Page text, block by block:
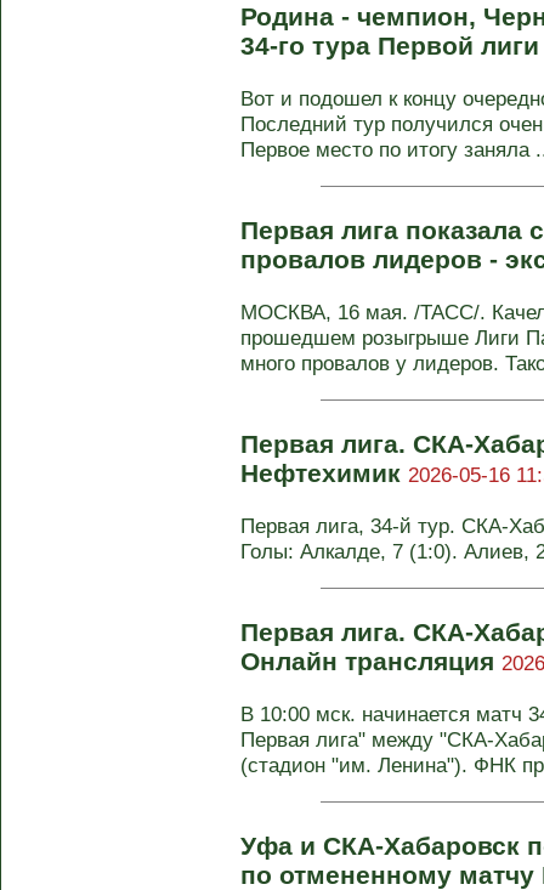
Родина - чемпион,
34-го тура Первой
Вот и подошел к концу
Последний тур получился
Первое место по итогу заняла
Первая лига показала
провалов лидеров -
МОСКВА, 16 мая. /ТАСС/.
прошедшем розыгрыше Лиги
много провалов у лидеров.
Первая лига. СКА-
Нефтехимик 2026-05-16
Первая лига, 34-й тур. СКА-
Голы: Алкалде, 7 (1:0). Алиев,
Первая лига. СКА-
Онлайн трансляция
В 10:00 мск. начинается матч
Первая лига" между "СКА-
(стадион "им. Ленина"). ФНК
Уфа и СКА-Хабаровск
по отмененному